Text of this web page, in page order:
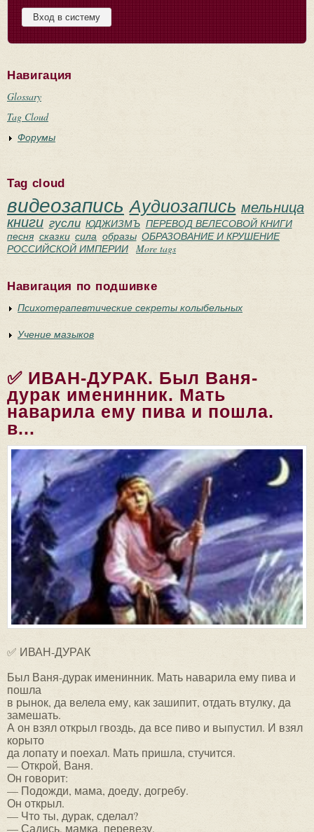
Навигация
Glossary
Tag Cloud
Форумы
Tag cloud
видеозапись Аудиозапись мельница
книги гусли ЮДЖИЗМЪ ПЕРЕВОД ВЕЛЕСОВОЙ КНИГИ
песня сказки сила образы ОБРАЗОВАНИЕ И КРУШЕНИЕ
РОССИЙСКОЙ ИМПЕРИИ
More tags
Навигация по подшивке
Психотерапевтические секреты колыбельных
Учение мазыков
✅ ИВАН-ДУРАК. Был Ваня-
дурак именинник. Мать
наварила ему пива и пошла.
в...
✅ ИВАН-ДУРАК
Был Ваня-дурак именинник. Мать наварила ему пива и
пошла
в рынок, да велела ему, как зашипит, отдать втулку, да
замешать.
А он взял открыл гвоздь, да все пиво и выпустил. И взял
корыто
да лопату и поехал. Мать пришла, стучится.
— Открой, Ваня.
Он говорит:
— Подожди, мама, доеду, догребу.
Он открыл.
— Что ты, дурак, сделал?
— Садись, мамка, перевезу.